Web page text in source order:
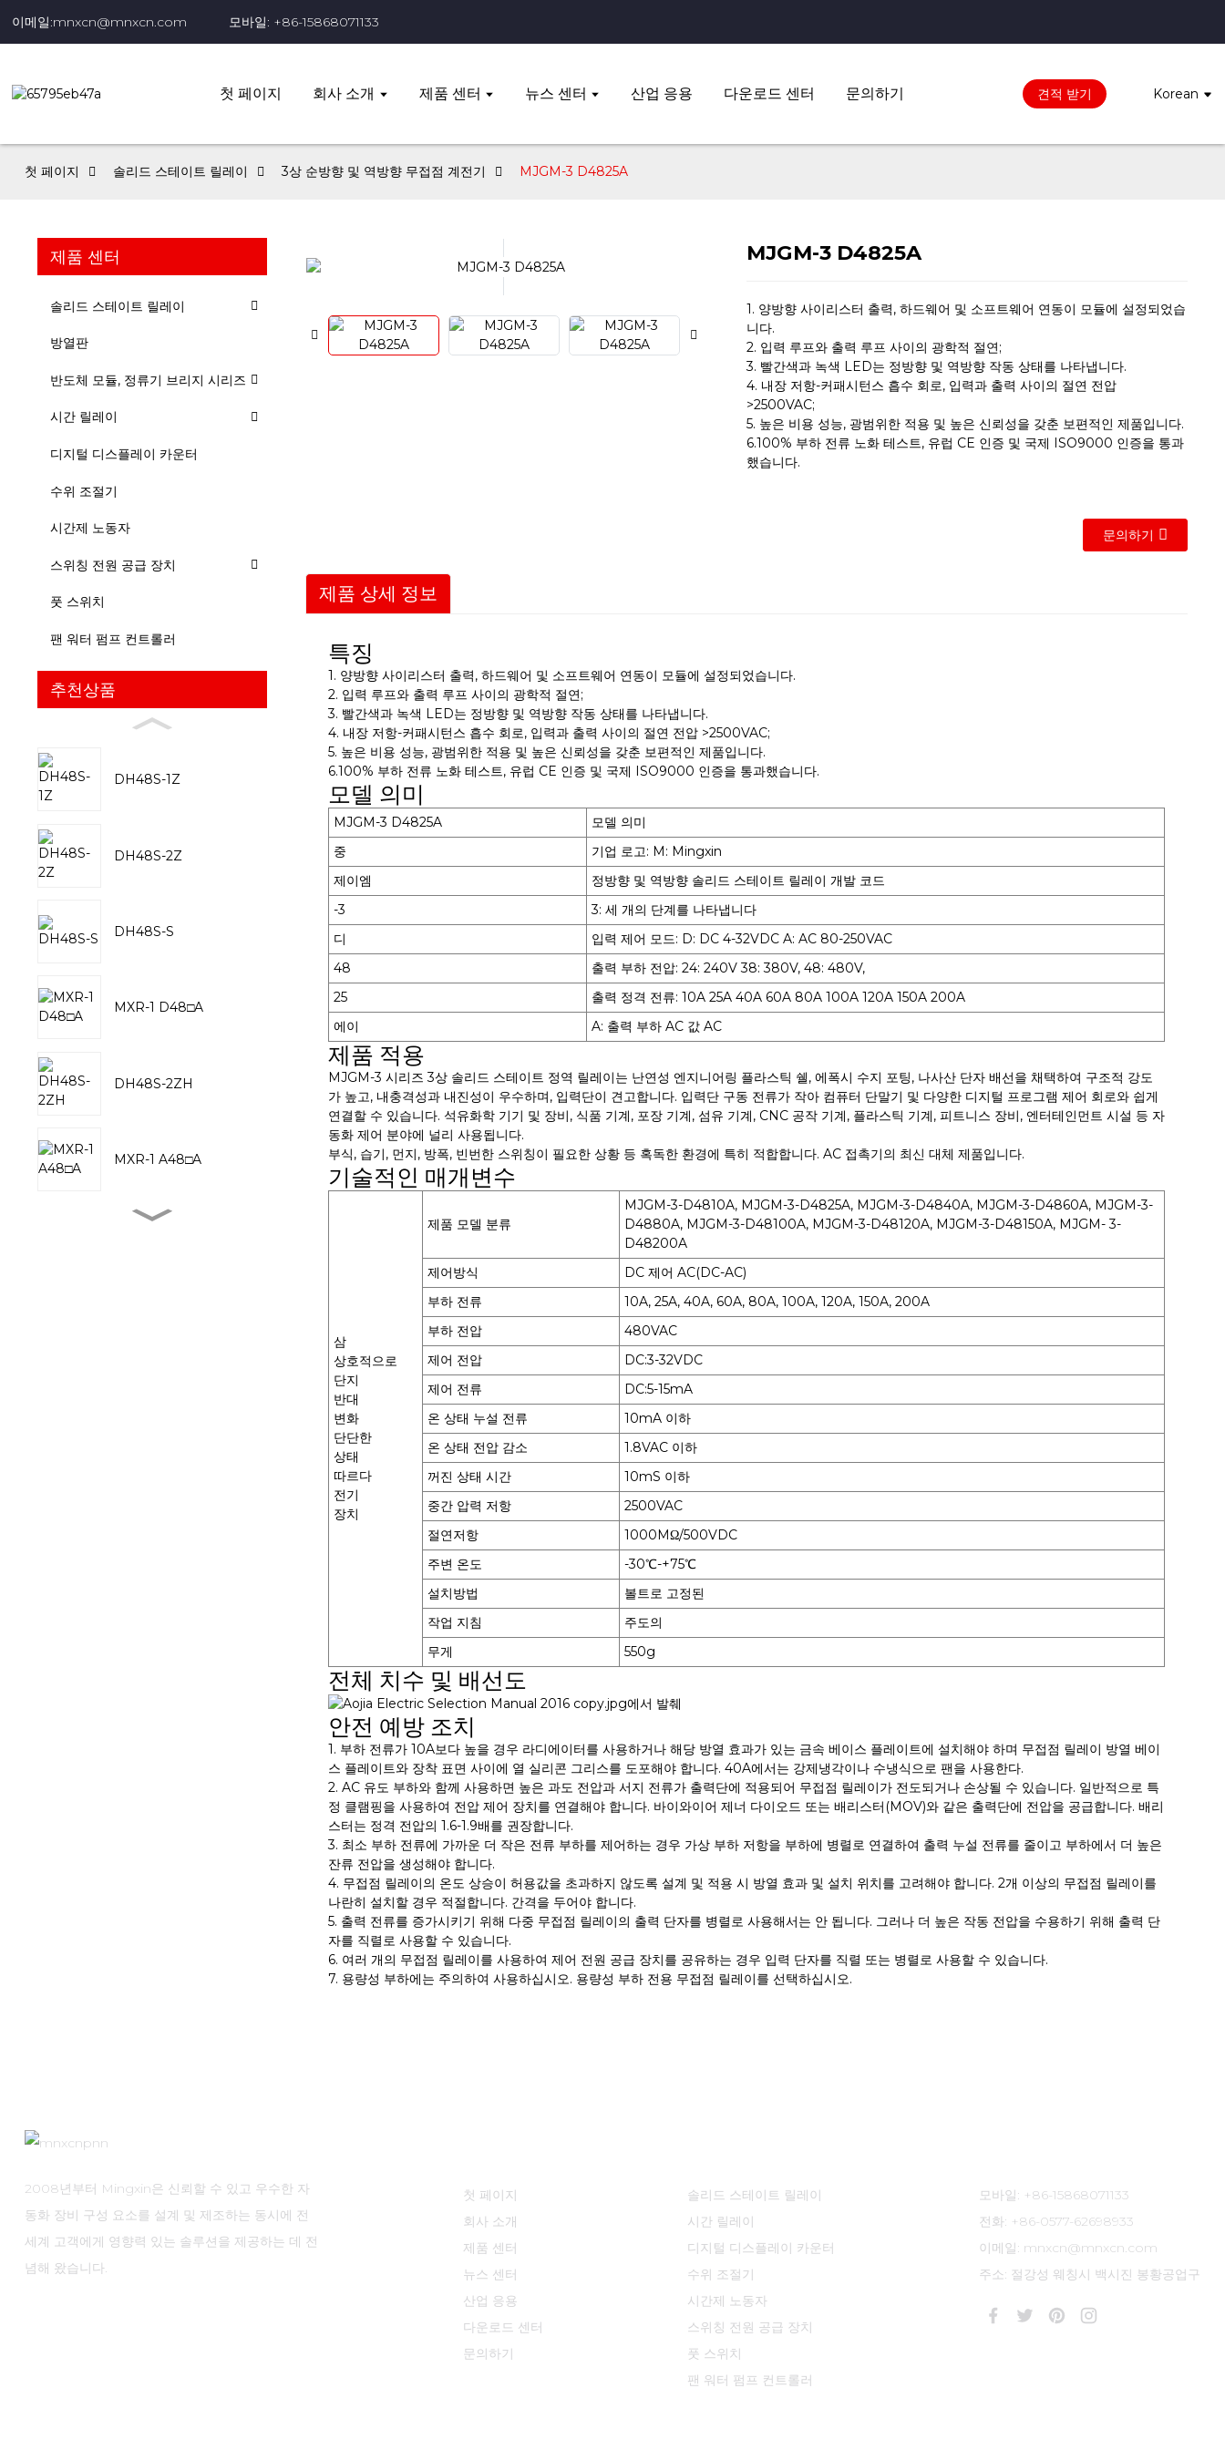
이메일:mnxcn@mnxcn.com 모바일: +86-15868071133
첫 페이지 회사 소개 제품 센터 뉴스 센터 산업 응용 다운로드 센터 문의하기 견적 받기 Korean
첫 페이지 솔리드 스테이트 릴레이 3상 순방향 및 역방향 무접점 계전기 MJGM-3 D4825A
제품 센터
솔리드 스테이트 릴레이
방열판
반도체 모듈, 정류기 브리지 시리즈
시간 릴레이
디지털 디스플레이 카운터
수위 조절기
시간제 노동자
스위칭 전원 공급 장치
풋 스위치
팬 워터 펌프 컨트롤러
추천상품
DH48S-1Z
DH48S-2Z
DH48S-S
MXR-1 D48□A
DH48S-2ZH
MXR-1 A48□A
MJGM-3 D4825A
1. 양방향 사이리스터 출력, 하드웨어 및 소프트웨어 연동이 모듈에 설정되었습
니다.
2. 입력 루프와 출력 루프 사이의 광학적 절연;
3. 빨간색과 녹색 LED는 정방향 및 역방향 작동 상태를 나타냅니다.
4. 내장 저항-커패시턴스 흡수 회로, 입력과 출력 사이의 절연 전압
>2500VAC;
5. 높은 비용 성능, 광범위한 적용 및 높은 신뢰성을 갖춘 보편적인 제품입니다.
6.100% 부하 전류 노화 테스트, 유럽 CE 인증 및 국제 ISO9000 인증을 통과
했습니다.
문의하기
제품 상세 정보
특징
1. 양방향 사이리스터 출력, 하드웨어 및 소프트웨어 연동이 모듈에 설정되었습니다.
2. 입력 루프와 출력 루프 사이의 광학적 절연;
3. 빨간색과 녹색 LED는 정방향 및 역방향 작동 상태를 나타냅니다.
4. 내장 저항-커패시턴스 흡수 회로, 입력과 출력 사이의 절연 전압 >2500VAC;
5. 높은 비용 성능, 광범위한 적용 및 높은 신뢰성을 갖춘 보편적인 제품입니다.
6.100% 부하 전류 노화 테스트, 유럽 CE 인증 및 국제 ISO9000 인증을 통과했습니다.
모델 의미
MJGM-3 D4825A
모델 의미
중
기업 로고: M: Mingxin
제이엠
정방향 및 역방향 솔리드 스테이트 릴레이 개발 코드
-3
3: 세 개의 단계를 나타냅니다
디
입력 제어 모드: D: DC 4-32VDC A: AC 80-250VAC
48
출력 부하 전압: 24: 240V 38: 380V, 48: 480V,
25
출력 정격 전류: 10A 25A 40A 60A 80A 100A 120A 150A 200A
에이
A: 출력 부하 AC 값 AC
제품 적용
MJGM-3 시리즈 3상 솔리드 스테이트 정역 릴레이는 난연성 엔지니어링 플라스틱 쉘, 에폭시 수지 포팅, 나사산 단자 배선을 채택하여 구조적 강도
가 높고, 내충격성과 내진성이 우수하며, 입력단이 견고합니다. 입력단 구동 전류가 작아 컴퓨터 단말기 및 다양한 디지털 프로그램 제어 회로와 쉽게
연결할 수 있습니다. 석유화학 기기 및 장비, 식품 기계, 포장 기계, 섬유 기계, CNC 공작 기계, 플라스틱 기계, 피트니스 장비, 엔터테인먼트 시설 등 자
동화 제어 분야에 널리 사용됩니다.
부식, 습기, 먼지, 방폭, 빈번한 스위칭이 필요한 상황 등 혹독한 환경에 특히 적합합니다. AC 접촉기의 최신 대체 제품입니다.
기술적인 매개변수
삼
상호적으로
단지
반대
변화
단단한
상태
따르다
전기
장치
제품 모델 분류
MJGM-3-D4810A, MJGM-3-D4825A, MJGM-3-D4840A, MJGM-3-D4860A, MJGM-3-
D4880A, MJGM-3-D48100A, MJGM-3-D48120A, MJGM-3-D48150A, MJGM- 3-
D48200A
제어방식
DC 제어 AC(DC-AC)
부하 전류
10A, 25A, 40A, 60A, 80A, 100A, 120A, 150A, 200A
부하 전압
480VAC
제어 전압
DC:3-32VDC
제어 전류
DC:5-15mA
온 상태 누설 전류
10mA 이하
온 상태 전압 감소
1.8VAC 이하
꺼진 상태 시간
10mS 이하
중간 압력 저항
2500VAC
절연저항
1000MΩ/500VDC
주변 온도
-30℃-+75℃
설치방법
볼트로 고정된
작업 지침
주도의
무게
550g
전체 치수 및 배선도
안전 예방 조치
1. 부하 전류가 10A보다 높을 경우 라디에이터를 사용하거나 해당 방열 효과가 있는 금속 베이스 플레이트에 설치해야 하며 무접점 릴레이 방열 베이
스 플레이트와 장착 표면 사이에 열 실리콘 그리스를 도포해야 합니다. 40A에서는 강제냉각이나 수냉식으로 팬을 사용한다.
2. AC 유도 부하와 함께 사용하면 높은 과도 전압과 서지 전류가 출력단에 적용되어 무접점 릴레이가 전도되거나 손상될 수 있습니다. 일반적으로 특
정 클램핑을 사용하여 전압 제어 장치를 연결해야 합니다. 바이와이어 제너 다이오드 또는 배리스터(MOV)와 같은 출력단에 전압을 공급합니다. 배리
스터는 정격 전압의 1.6-1.9배를 권장합니다.
3. 최소 부하 전류에 가까운 더 작은 전류 부하를 제어하는 ​​경우 가상 부하 저항을 부하에 병렬로 연결하여 출력 누설 전류를 줄이고 부하에서 더 높은
잔류 전압을 생성해야 합니다.
4. 무접점 릴레이의 온도 상승이 허용값을 초과하지 않도록 설계 및 적용 시 방열 효과 및 설치 위치를 고려해야 합니다. 2개 이상의 무접점 릴레이를
나란히 설치할 경우 적절합니다. 간격을 두어야 합니다.
5. 출력 전류를 증가시키기 위해 다중 무접점 릴레이의 출력 단자를 병렬로 사용해서는 안 됩니다. 그러나 더 높은 작동 전압을 수용하기 위해 출력 단
자를 직렬로 사용할 수 있습니다.
6. 여러 개의 무접점 릴레이를 사용하여 제어 전원 공급 장치를 공유하는 경우 입력 단자를 직렬 또는 병렬로 사용할 수 있습니다.
7. 용량성 부하에는 주의하여 사용하십시오. 용량성 부하 전용 무접점 릴레이를 선택하십시오.
2008년부터 Mingxin은 신뢰할 수 있고 우수한 자
동화 장비 구성 요소를 설계 및 제조하는 동시에 전
세계 고객에게 영향력 있는 솔루션을 제공하는 데 전
념해 왔습니다.
첫 페이지
회사 소개
제품 센터
뉴스 센터
산업 응용
다운로드 센터
문의하기
솔리드 스테이트 릴레이
시간 릴레이
디지털 디스플레이 카운터
수위 조절기
시간제 노동자
스위칭 전원 공급 장치
풋 스위치
팬 워터 펌프 컨트롤러
모바일: +86-15868071133
전화: +86-0577-62698933
이메일: mnxcn@mnxcn.com
주소: 절강성 웨칭시 백시진 봉황공업구